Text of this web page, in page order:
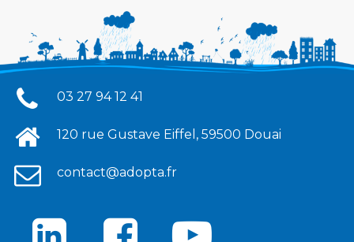
03 27 94 12 41
120 rue Gustave Eiffel, 59500 Douai
contact@adopta.fr